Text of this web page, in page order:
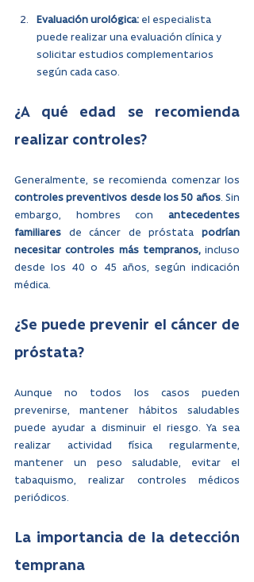
Evaluación urológica: el especialista
puede realizar una evaluación clínica y
solicitar estudios complementarios
según cada caso.
¿A qué edad se recomienda
realizar controles?
controles preventivos desde los 50 años. Sin
embargo, hombres con antecedentes
familiares de cáncer de próstata podrían
necesitar controles más tempranos, incluso
desde los 40 o 45 años, según indicación
médica.
¿Se puede prevenir el cáncer de
próstata?
Aunque no todos los casos pueden
prevenirse, mantener hábitos saludables
puede ayudar a disminuir el riesgo. Ya sea
realizar actividad física regularmente,
mantener un peso saludable, evitar el
tabaquismo, realizar controles médicos
periódicos.
La importancia de la detección
temprana